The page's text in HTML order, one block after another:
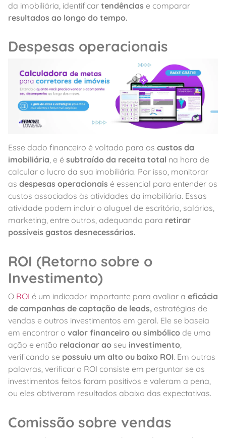
da imobiliária, identificar tendências e comparar
resultados ao longo do tempo.
Despesas operacionais
Esse dado financeiro é voltado para os custos da
imobiliária, e é subtraído da receita total na hora de
calcular o lucro da sua imobiliária. Por isso, monitorar
as despesas operacionais é essencial para entender os
custos associados às atividades da imobiliária. Essas
atividade podem incluir o aluguel de escritório, salários,
marketing, entre outros, adequando para retirar
possíveis gastos desnecessários.
ROI (Retorno sobre o
Investimento)
O ROI é um indicador importante para avaliar a eficácia
de campanhas de captação de leads, estratégias de
vendas e outros investimentos em geral. Ele se baseia
em encontrar o valor financeiro ou simbólico de uma
ação e então relacionar ao seu investimento
verificando se possuiu um alto ou baixo ROI. Em outras
palavras, verificar o ROI consiste em perguntar se os
investimentos feitos foram positivos e valeram a pena,
ou eles obtiveram resultados abaixo das expectativas.
Comissão sobre vendas